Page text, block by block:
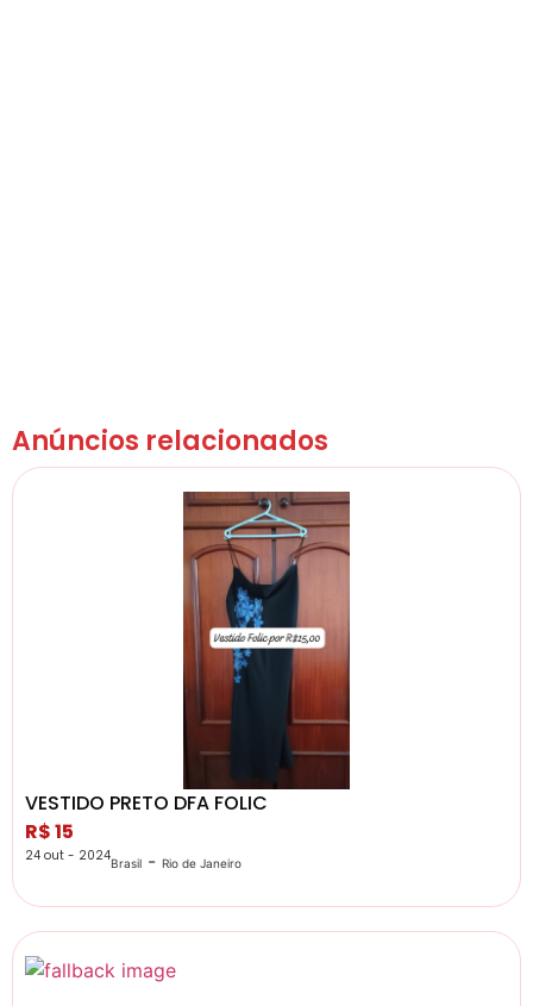
Anúncios relacionados
VESTIDO PRETO DFA FOLIC
R$ 15
24 out - 2024Brasil - Rio de Janeiro